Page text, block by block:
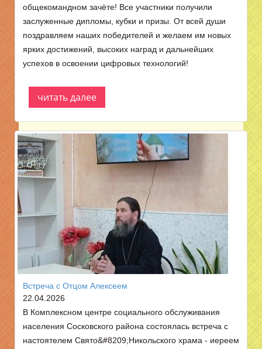
общекомандном зачёте! Все участники получили
заслуженные дипломы, кубки и призы. От всей души
поздравляем наших победителей и желаем им новых
ярких достижений, высоких наград и дальнейших
успехов в освоении цифровых технологий!
читать далее
Встреча с Отцом Алексеем
22.04.2026
В Комплексном центре социального обслуживания
населения Сосковского района состоялась встреча с
настоятелем Свято&#8209;Никольского храма - иереем